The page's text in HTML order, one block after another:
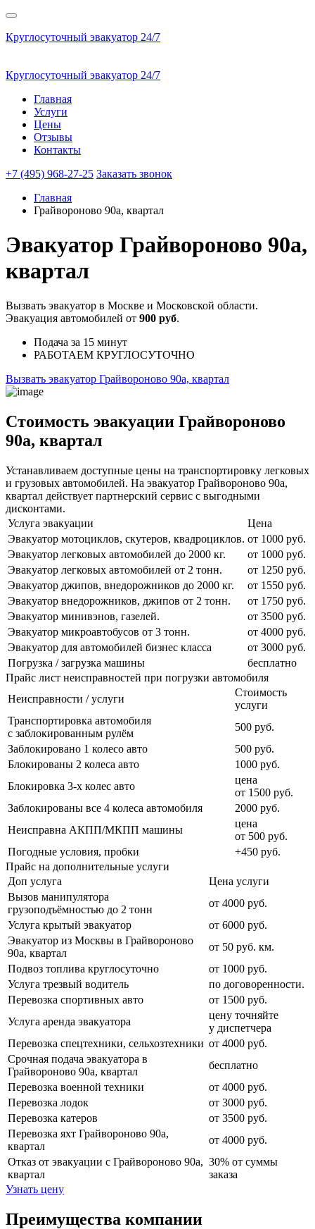
Круглосуточный эвакуатор 24/7
Круглосуточный эвакуатор 24/7
Главная
Услуги
Цены
Отзывы
Контакты
+7 (495) 968-27-25 Заказать звонок
Главная
Грайвороново 90а, квартал
Эвакуатор Грайвороново 90а,
квартал
Вызвать эвакуатор в Москве и Московской области.
Эвакуация автомобилей от 900 руб.
Подача за 15 минут
РАБОТАЕМ КРУГЛОСУТОЧНО
Вызвать эвакуатор Грайвороново 90а, квартал
Стоимость эвакуации Грайвороново
90а, квартал
Устанавливаем доступные цены на транспортировку легковых
и грузовых автомобилей. На эвакуатор Грайвороново 90а,
квартал действует партнерский сервис с выгодными
дисконтами.
Услуга эвакуации
Цена
Эвакуатор мотоциклов, скутеров, квадроциклов. от 1000 руб.
Эвакуатор легковых автомобилей до 2000 кг.
от 1000 руб.
Эвакуатор легковых автомобилей от 2 тонн.
от 1250 руб.
Эвакуатор джипов, внедорожников до 2000 кг.
от 1550 руб.
Эвакуатор внедорожников, джипов от 2 тонн.
от 1750 руб.
Эвакуатор минивэнов, газелей.
от 3500 руб.
Эвакуатор микроавтобусов от 3 тонн.
от 4000 руб.
Эвакуатор для автомобилей бизнес класса
от 3000 руб.
Погрузка / загрузка машины
бесплатно
Прайс лист неисправностей при погрузки автомобиля
Неисправности / услуги
Стоимость
услуги
Транспортировка автомобиля
с заблокированным рулём
500 руб.
Заблокировано 1 колесо авто
500 руб.
Блокированы 2 колеса авто
1000 руб.
Блокировка 3-х колес авто
цена
от 1500 руб.
Заблокированы все 4 колеса автомобиля
2000 руб.
Неисправна АКПП/МКПП машины
цена
от 500 руб.
Погодные условия, пробки
+450 руб.
Прайс на дополнительные услуги
Доп услуга
Цена услуги
Вызов манипулятора
грузоподъёмностью до 2 тонн
от 4000 руб.
Услуга крытый эвакуатор
от 6000 руб.
Эвакуатор из Москвы в Грайвороново
90а, квартал
от 50 руб. км.
Подвоз топлива круглосуточно
от 1000 руб.
Услуга трезвый водитель
по договоренности.
Перевозка спортивных авто
от 1500 руб.
Услуга аренда эвакуатора
цену точняйте
у диспетчера
Перевозка спецтехники, сельхозтехники от 4000 руб.
Срочная подача эвакуатора в
Грайвороново 90а, квартал
бесплатно
Перевозка военной техники
от 4000 руб.
Перевозка лодок
от 3000 руб.
Перевозка катеров
от 3500 руб.
Перевозка яхт Грайвороново 90а,
квартал
от 4000 руб.
Отказ от эвакуации с Грайвороново 90а,
квартал
30% от суммы
заказа
Узнать цену
Преимущества компании